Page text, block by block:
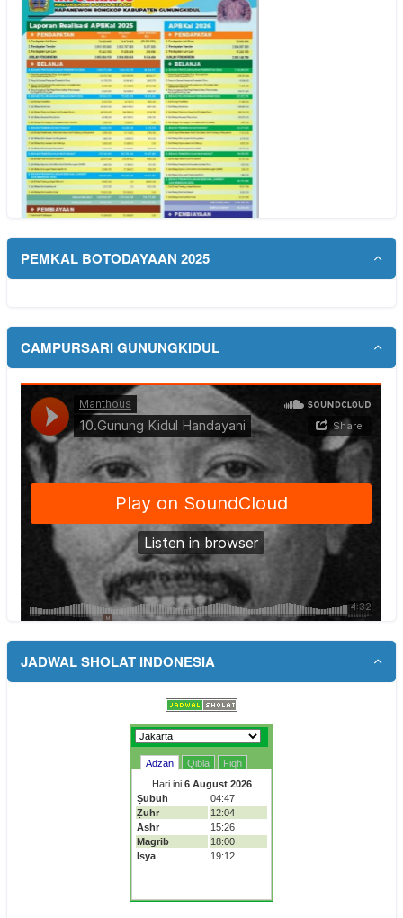
PEMKAL BOTODAYAAN 2025
CAMPURSARI GUNUNGKIDUL
JADWAL SHOLAT INDONESIA